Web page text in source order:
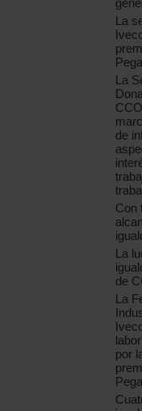
La
La
de
Con
La
de
La
por